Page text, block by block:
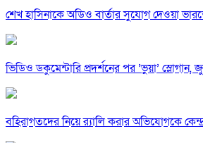
শেখ হাসিনাকে অডিও বার্তার সুযোগ দেওয়া
ভিডিও ডকুমেন্টারি প্রদর্শনের পর ‘ভুয়া’
বহিরাগতদের নিয়ে র‍্যালি করার অভিযোগকে